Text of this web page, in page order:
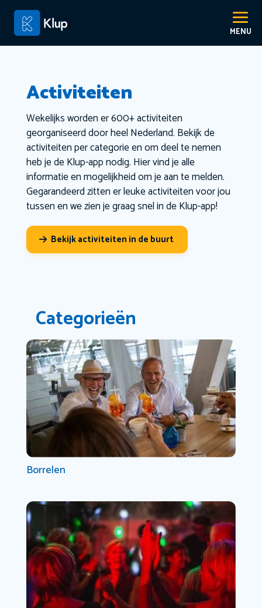
Activiteiten
Wekelijks worden er 600+ activiteiten
georganiseerd door heel Nederland. Bekijk de
activiteiten per categorie en om deel te nemen
heb je de Klup-app nodig. Hier vind je alle
informatie en mogelijkheid om je aan te melden.
Gegarandeerd zitten er leuke activiteiten voor jou
tussen en we zien je graag snel in de Klup-app!
Bekijk activiteiten in de buurt
Categorieën
Borrelen